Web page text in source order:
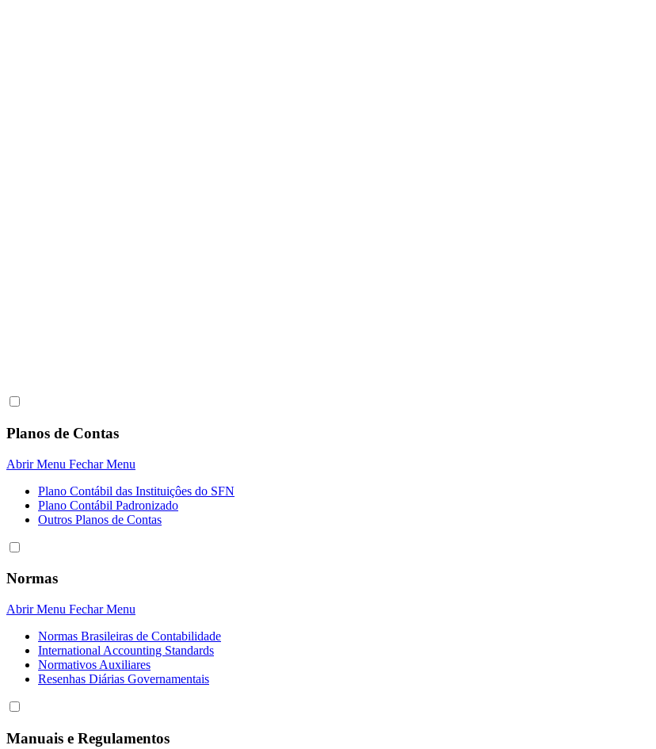
Planos de Contas
Abrir Menu Fechar Menu
Plano Contábil das Instituiçôes do SFN
Plano Contábil Padronizado
Outros Planos de Contas
Normas
Abrir Menu Fechar Menu
Normas Brasileiras de Contabilidade
International Accounting Standards
Normativos Auxiliares
Resenhas Diárias Governamentais
Manuais e Regulamentos